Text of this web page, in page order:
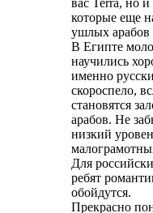
вас Terra, но
которые еще
ушлых арабов
В Египте
научились
именно
скороспело,
становятся
арабов. Не
низкий
Для
ребят
обойдутся.
Прекрасно